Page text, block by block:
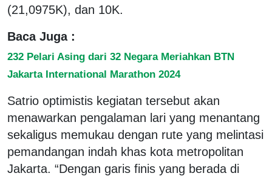
(21,0975K), dan 10K.
Baca Juga :
232 Pelari Asing dari 32 Negara Meriahkan BTN
Jakarta International Marathon 2024
Satrio optimistis kegiatan tersebut akan
menawarkan pengalaman lari yang menantang
sekaligus memukau dengan rute yang melintasi
pemandangan indah khas kota metropolitan
Jakarta. “Dengan garis finis yang berada di